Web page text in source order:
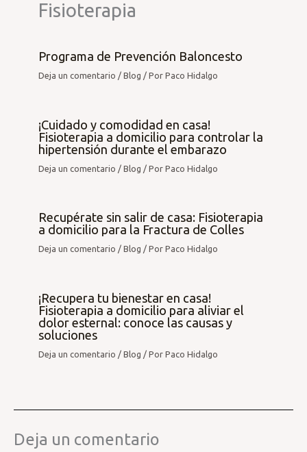
Fisioterapia
Programa de Prevención Baloncesto
Deja un comentario /Blog / PorPaco Hidalgo
¡Cuidado y comodidad en casa!
Fisioterapia a domicilio para controlar la
hipertensión durante el embarazo
Deja un comentario /Blog / PorPaco Hidalgo
Recupérate sin salir de casa: Fisioterapia
a domicilio para la Fractura de Colles
Deja un comentario /Blog / PorPaco Hidalgo
¡Recupera tu bienestar en casa!
Fisioterapia a domicilio para aliviar el
dolor esternal: conoce las causas y
soluciones
Deja un comentario /Blog / PorPaco Hidalgo
Deja un comentario